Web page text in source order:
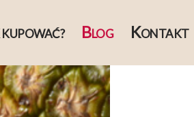
BLOG KONTAKT